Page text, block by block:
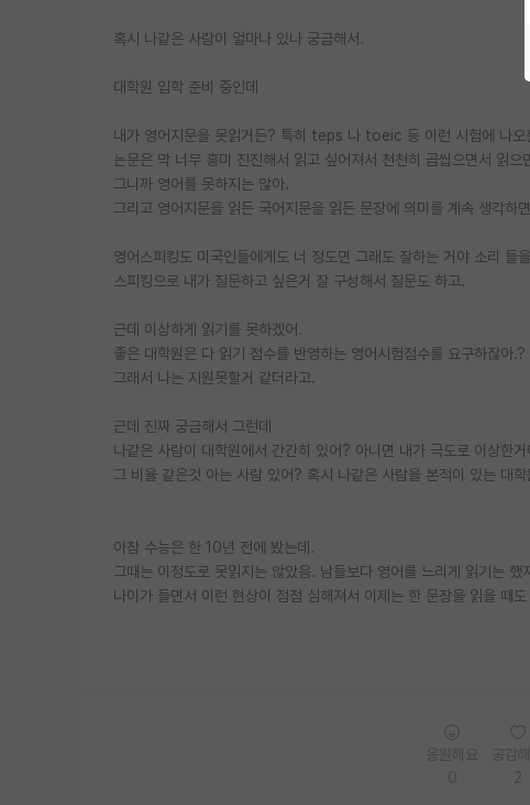
혹시 나같은 사람이 얼마나 있나 궁금해서.
대학원 입학 준비 중인데
내가 영어지문을 못읽거든? 특히 teps 나 toeic 등 이런 시험에 나오
논문은 막 너무 흥미 진진해서 읽고 싶어져서 천천히 곱씹으면서 읽
그니까 영어를 못하지는 않아.
그리고 영어지문을 읽든 국어지문을 읽든 문장에 의미를 계속 생각하
영어스피킹도 미국인들에게도 너 정도면 그래도 잘하는 거야 소리
스피킹으로 내가 질문하고 싶은거 잘 구성해서 질문도 하고.
근데 이상하게 읽기를 못하겠어.
좋은 대학원은 다 읽기 점수를 반영하는 영어시험점수를 요구하잖아.?
그래서 나는 지원못할거 같더라고.
근데 진짜 궁금해서 그런데
나같은 사람이 대학원에서 간간히 있어? 아니면 내가 극도로 이상한거
그 비율 같은것 아는 사람 있어? 혹시 나같은 사람을 본적이 있는 대
아참 수능은 한 10년 전에 봤는데.
그때는 이정도로 못읽지는 않았음. 남들보다 영어를 느리게 읽기는
나이가 들면서 이런 현상이 점점 심해져서 이제는 한 문장을 읽을 때